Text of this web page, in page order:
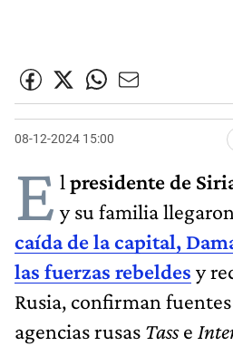
08-12-2024 15:00
E l presidente de
y su familia
caída de la capital,
las fuerzas rebeldes y
Rusia, confirman
agencias rusas Tasse